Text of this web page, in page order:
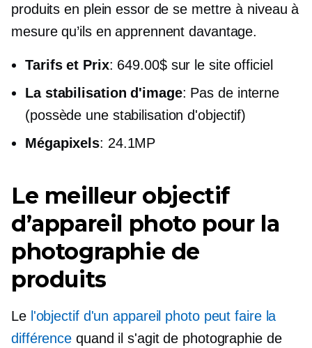
produits en plein essor de se mettre à niveau à
mesure qu’ils en apprennent davantage.
Tarifs et Prix: 649.00$ sur le site officiel
La stabilisation d'image: Pas de interne
(possède une stabilisation d'objectif)
Mégapixels: 24.1MP
Le meilleur objectif
d’appareil photo pour la
photographie de
produits
Le l'objectif d'un appareil photo peut faire la
différence quand il s'agit de photographie de